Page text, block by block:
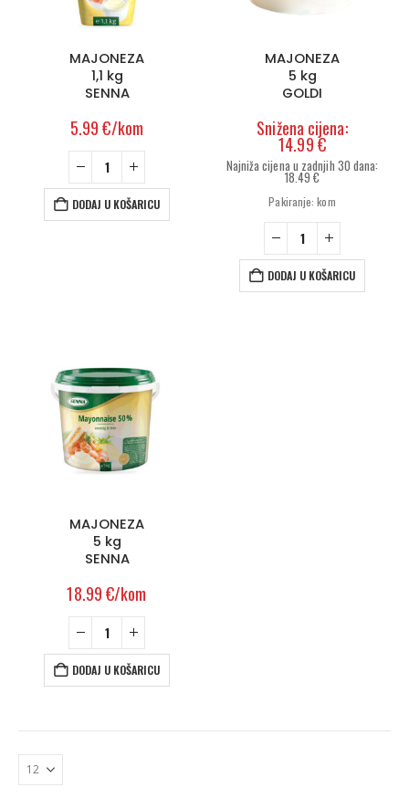
MAJONEZA
1,1 kg
SENNA
5.99€/kom
DODAJ U KOŠARICU
MAJONEZA
5 kg
GOLDI
18.49€
18.49 €.
14.99€
TrenutnaPakiranje: kom
DODAJ U KOŠARICU
MAJONEZA
5 kg
SENNA
18.99€/kom
DODAJ U KOŠARICU